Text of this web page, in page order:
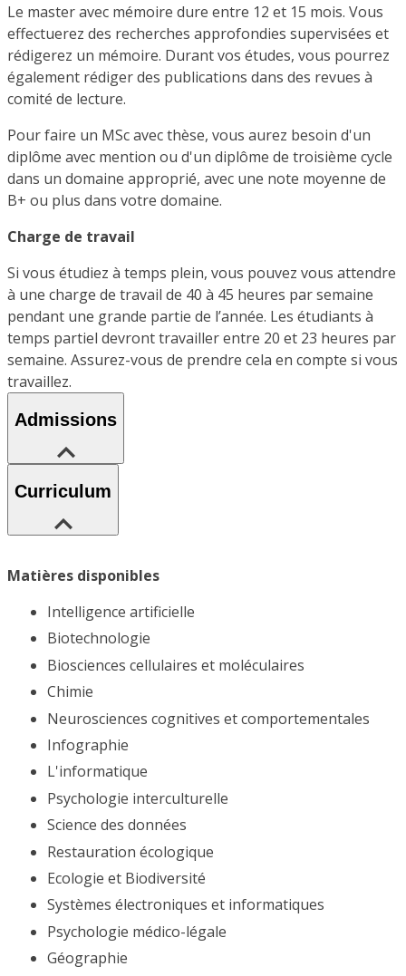
Le master avec mémoire dure entre 12 et 15 mois. Vous
effectuerez des recherches approfondies supervisées et
rédigerez un mémoire. Durant vos études, vous pourrez
également rédiger des publications dans des revues à
comité de lecture.
Pour faire un MSc avec thèse, vous aurez besoin d'un
diplôme avec mention ou d'un diplôme de troisième cycle
dans un domaine approprié, avec une note moyenne de
B+ ou plus dans votre domaine.
Charge de travail
Si vous étudiez à temps plein, vous pouvez vous attendre
à une charge de travail de 40 à 45 heures par semaine
pendant une grande partie de l’année. Les étudiants à
temps partiel devront travailler entre 20 et 23 heures par
semaine. Assurez-vous de prendre cela en compte si vous
travaillez.
Admissions
Curriculum
Matières disponibles
Intelligence artificielle
Biotechnologie
Biosciences cellulaires et moléculaires
Chimie
Neurosciences cognitives et comportementales
Infographie
L'informatique
Psychologie interculturelle
Science des données
Restauration écologique
Ecologie et Biodiversité
Systèmes électroniques et informatiques
Psychologie médico-légale
Géographie